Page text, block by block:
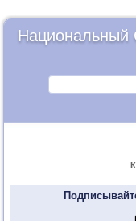
Национальный